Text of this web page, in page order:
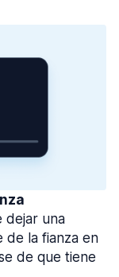
dejar una
de la fianza en
de que tiene